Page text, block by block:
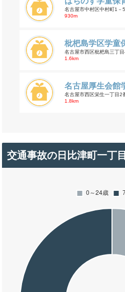
名古屋市中村区中村町1－
930m
枇杷島学区学童
名古屋市西区枇杷島三丁
1.6km
名古屋厚生会館
名古屋市西区栄生一丁目2
1.8km
交通事故の日比津町一丁